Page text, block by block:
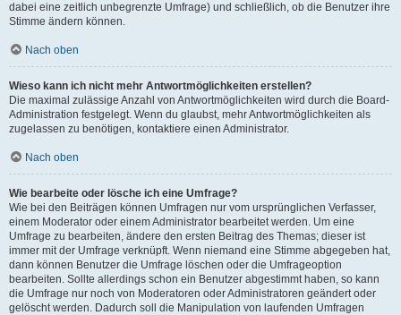
dabei eine zeitlich unbegrenzte Umfrage) und schließlich, ob die Benutzer ihre
Stimme ändern können.
Nach oben
Wieso kann ich nicht mehr Antwortmöglichkeiten erstellen?
Die maximal zulässige Anzahl von Antwortmöglichkeiten wird durch die Board-
Administration festgelegt. Wenn du glaubst, mehr Antwortmöglichkeiten als
zugelassen zu benötigen, kontaktiere einen Administrator.
Nach oben
Wie bearbeite oder lösche ich eine Umfrage?
Wie bei den Beiträgen können Umfragen nur vom ursprünglichen Verfasser,
einem Moderator oder einem Administrator bearbeitet werden. Um eine
Umfrage zu bearbeiten, ändere den ersten Beitrag des Themas; dieser ist
immer mit der Umfrage verknüpft. Wenn niemand eine Stimme abgegeben hat,
dann können Benutzer die Umfrage löschen oder die Umfrageoption
bearbeiten. Sollte allerdings schon ein Benutzer abgestimmt haben, so kann
die Umfrage nur noch von Moderatoren oder Administratoren geändert oder
gelöscht werden. Dadurch soll die Manipulation von laufenden Umfragen